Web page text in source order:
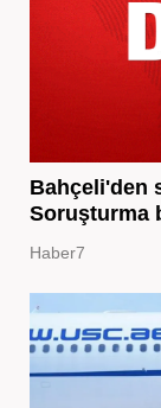
Bahçeli'den
Soruşturma
Haber7